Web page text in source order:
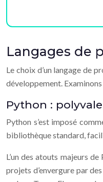
Langages de
Le choix d’un langage de
développement.
Python :
Python s’est imposé
bibliothèque standard,
L’un des atouts majeurs
projets d’envergure par